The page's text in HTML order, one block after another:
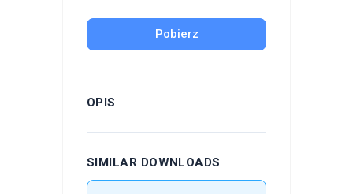
Pobierz
OPIS
SIMILAR DOWNLOADS